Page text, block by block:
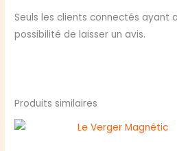
Seuls les clients connectés ayant
possibilité de laisser un avis.
Produits similaires